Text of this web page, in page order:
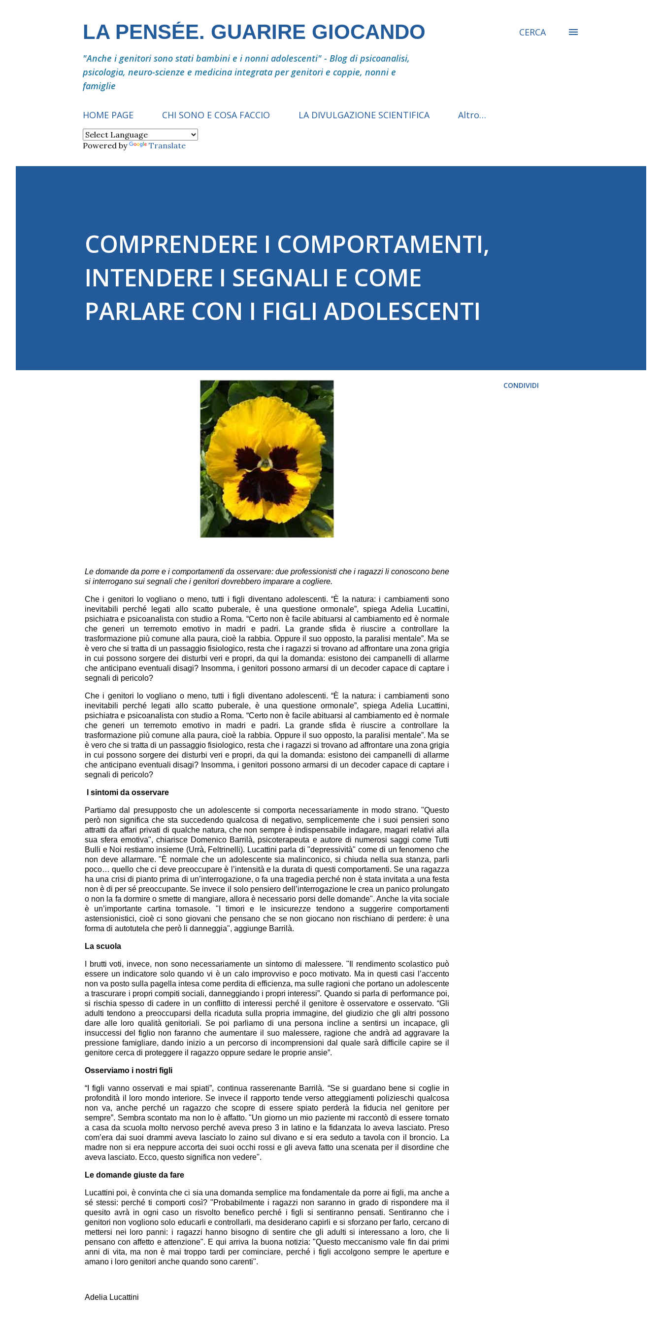
LA PENSÉE. GUARIRE GIOCANDO
"Anche i genitori sono stati bambini e i nonni adolescenti" - Blog di psicoanalisi,
psicologia, neuro-scienze e medicina integrata per genitori e coppie, nonni e
famiglie
CERCA
HOME PAGE CHI SONO E COSA FACCIO LA DIVULGAZIONE SCIENTIFICA Altro…
Powered by Translate
COMPRENDERE I COMPORTAMENTI,
INTENDERE I SEGNALI E COME
PARLARE CON I FIGLI ADOLESCENTI
Le domande da porre e i comportamenti da osservare: due professionisti che i ragazzi li conoscono bene
si interrogano sui segnali che i genitori dovrebbero imparare a cogliere.
Che i genitori lo vogliano o meno, tutti i figli diventano adolescenti. “È la natura: i cambiamenti sono
inevitabili perché legati allo scatto puberale, è una questione ormonale”, spiega Adelia Lucattini,
psichiatra e psicoanalista con studio a Roma. “Certo non è facile abituarsi al cambiamento ed è normale
che generi un terremoto emotivo in madri e padri. La grande sfida è riuscire a controllare la
trasformazione più comune alla paura, cioè la rabbia. Oppure il suo opposto, la paralisi mentale”. Ma se
è vero che si tratta di un passaggio fisiologico, resta che i ragazzi si trovano ad affrontare una zona grigia
in cui possono sorgere dei disturbi veri e propri, da qui la domanda: esistono dei campanelli di allarme
che anticipano eventuali disagi? Insomma, i genitori possono armarsi di un decoder capace di captare i
segnali di pericolo?
Che i genitori lo vogliano o meno, tutti i figli diventano adolescenti. “È la natura: i cambiamenti sono
inevitabili perché legati allo scatto puberale, è una questione ormonale”, spiega Adelia Lucattini,
psichiatra e psicoanalista con studio a Roma. “Certo non è facile abituarsi al cambiamento ed è normale
che generi un terremoto emotivo in madri e padri. La grande sfida è riuscire a controllare la
trasformazione più comune alla paura, cioè la rabbia. Oppure il suo opposto, la paralisi mentale”. Ma se
è vero che si tratta di un passaggio fisiologico, resta che i ragazzi si trovano ad affrontare una zona grigia
in cui possono sorgere dei disturbi veri e propri, da qui la domanda: esistono dei campanelli di allarme
che anticipano eventuali disagi? Insomma, i genitori possono armarsi di un decoder capace di captare i
segnali di pericolo?
I sintomi da osservare
Partiamo dal presupposto che un adolescente si comporta necessariamente in modo strano. "Questo
però non significa che sta succedendo qualcosa di negativo, semplicemente che i suoi pensieri sono
attratti da affari privati di qualche natura, che non sempre è indispensabile indagare, magari relativi alla
sua sfera emotiva", chiarisce Domenico Barrilà, psicoterapeuta e autore di numerosi saggi come Tutti
Bulli e Noi restiamo insieme (Urrà, Feltrinelli). Lucattini parla di "depressività" come di un fenomeno che
non deve allarmare. "È normale che un adolescente sia malinconico, si chiuda nella sua stanza, parli
poco… quello che ci deve preoccupare è l’intensità e la durata di questi comportamenti. Se una ragazza
ha una crisi di pianto prima di un’interrogazione, o fa una tragedia perché non è stata invitata a una festa
non è di per sé preoccupante. Se invece il solo pensiero dell’interrogazione le crea un panico prolungato
o non la fa dormire o smette di mangiare, allora è necessario porsi delle domande". Anche la vita sociale
è un’importante cartina tornasole. "I timori e le insicurezze tendono a suggerire comportamenti
astensionistici, cioè ci sono giovani che pensano che se non giocano non rischiano di perdere: è una
forma di autotutela che però li danneggia", aggiunge Barrilà.
La scuola
I brutti voti, invece, non sono necessariamente un sintomo di malessere. "Il rendimento scolastico può
essere un indicatore solo quando vi è un calo improvviso e poco motivato. Ma in questi casi l’accento
non va posto sulla pagella intesa come perdita di efficienza, ma sulle ragioni che portano un adolescente
a trascurare i propri compiti sociali, danneggiando i propri interessi”. Quando si parla di performance poi,
si rischia spesso di cadere in un conflitto di interessi perché il genitore è osservatore e osservato. “Gli
adulti tendono a preoccuparsi della ricaduta sulla propria immagine, del giudizio che gli altri possono
dare alle loro qualità genitoriali. Se poi parliamo di una persona incline a sentirsi un incapace, gli
insuccessi del figlio non faranno che aumentare il suo malessere, ragione che andrà ad aggravare la
pressione famigliare, dando inizio a un percorso di incomprensioni dal quale sarà difficile capire se il
genitore cerca di proteggere il ragazzo oppure sedare le proprie ansie”.
Osserviamo i nostri figli
“I figli vanno osservati e mai spiati”, continua rasserenante Barrilà. “Se si guardano bene si coglie in
profondità il loro mondo interiore. Se invece il rapporto tende verso atteggiamenti polizieschi qualcosa
non va, anche perché un ragazzo che scopre di essere spiato perderà la fiducia nel genitore per
sempre”. Sembra scontato ma non lo è affatto. "Un giorno un mio paziente mi raccontò di essere tornato
a casa da scuola molto nervoso perché aveva preso 3 in latino e la fidanzata lo aveva lasciato. Preso
com’era dai suoi drammi aveva lasciato lo zaino sul divano e si era seduto a tavola con il broncio. La
madre non si era neppure accorta dei suoi occhi rossi e gli aveva fatto una scenata per il disordine che
aveva lasciato. Ecco, questo significa non vedere".
Le domande giuste da fare
Lucattini poi, è convinta che ci sia una domanda semplice ma fondamentale da porre ai figli, ma anche a
sé stessi: perché ti comporti così? "Probabilmente i ragazzi non saranno in grado di rispondere ma il
quesito avrà in ogni caso un risvolto benefico perché i figli si sentiranno pensati. Sentiranno che i
genitori non vogliono solo educarli e controllarli, ma desiderano capirli e si sforzano per farlo, cercano di
mettersi nei loro panni: i ragazzi hanno bisogno di sentire che gli adulti si interessano a loro, che li
pensano con affetto e attenzione". E qui arriva la buona notizia: "Questo meccanismo vale fin dai primi
anni di vita, ma non è mai troppo tardi per cominciare, perché i figli accolgono sempre le aperture e
amano i loro genitori anche quando sono carenti".
Adelia Lucattini
CONDIVIDI